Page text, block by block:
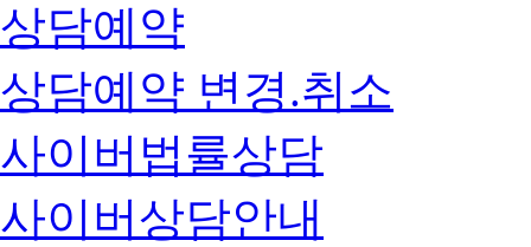
상담예약
상담예약 변경.취소
사이버법률상담
사이버상담안내